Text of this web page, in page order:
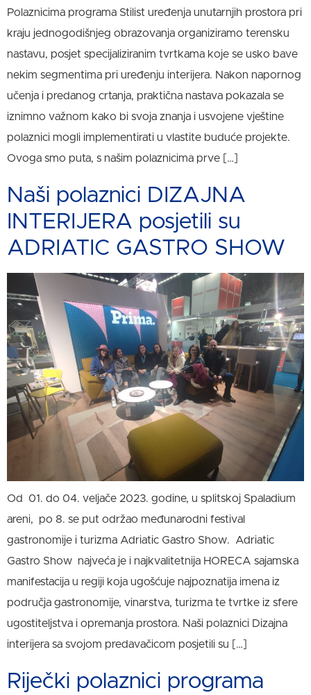
Polaznicima programa Stilist uređenja unutarnjih prostora pri
kraju jednogodišnjeg obrazovanja organiziramo terensku
nastavu, posjet specijaliziranim tvrtkama koje se usko bave
nekim segmentima pri uređenju interijera. Nakon napornog
učenja i predanog crtanja, praktična nastava pokazala se
iznimno važnom kako bi svoja znanja i usvojene vještine
polaznici mogli implementirati u vlastite buduće projekte.
Ovoga smo puta, s našim polaznicima prve […]
Naši polaznici DIZAJNA
INTERIJERA posjetili su
ADRIATIC GASTRO SHOW
Od 01. do 04. veljače 2023. godine, u splitskoj Spaladium
areni​, po 8. se put održao međunarodni festival
gastronomije i turizma Adriatic Gastro Show. Adriatic
Gastro Show najveća je i najkvalitetnija HORECA sajamska
manifestacija u regiji koja ugošćuje najpoznatija imena iz
područja gastronomije, vinarstva, turizma te tvrtke iz sfere
ugostiteljstva i opremanja prostora. Naši polaznici Dizajna
interijera sa svojom predavačicom posjetili su […]
Riječki polaznici programa